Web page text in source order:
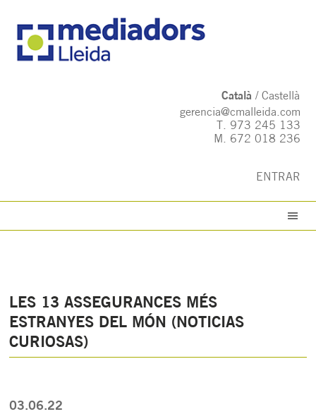
Català
Castellà
gerencia@cmalleida.com
T. 973 245 133
M. 672 018 236
ENTRAR
LES 13 ASSEGURANCES MÉS
ESTRANYES DEL MÓN (NOTICIAS
CURIOSAS)
03.06.22